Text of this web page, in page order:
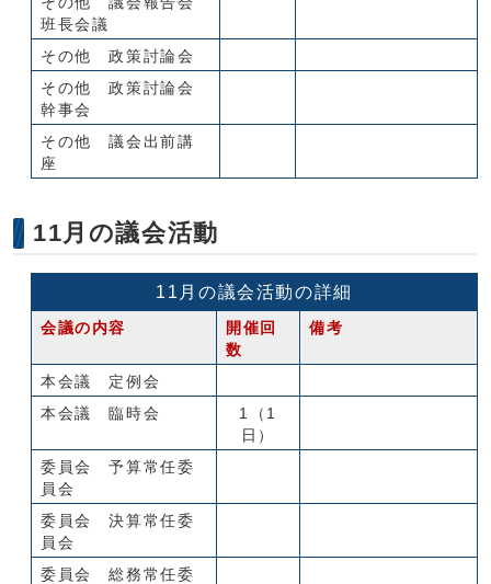
班長会議
その他 政策討論会
その他 政策討論会
幹事会
その他 議会出前講
座
11月の議会活動
11月の議会活動の詳細
会議の内容
開催回
数
備考
本会議 定例会
本会議 臨時会
1（1
日）
委員会 予算常任委
員会
委員会 決算常任委
員会
委員会 総務常任委